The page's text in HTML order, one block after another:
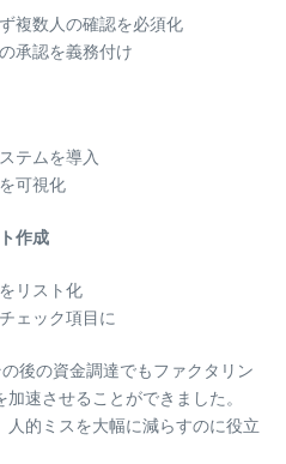
複数人の確認を必須化
承認を義務付け
テムを導入
可視化
作成
リスト化
ェック項目に
後の資金調達でもファクタリン
速させることができました。
的ミスを大幅に減らすのに役立